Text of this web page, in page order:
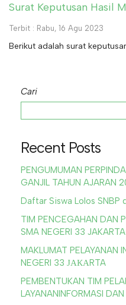
Surat Keputusan Hasil
Terbit : Rabu, 16 Agu 2023
Berikut adalah surat
Cari
Recent Posts
PENGUMUMAN
GANJIL TAHUN AJARAN
Daftar Siswa Lolos SNBP
TIM PENCEGAHAN DAN
SMA NEGERI 33 JAKARTA
MAKLUMAT PELAYANAN
NEGERI 33 ЈАКАRTA
PEMBENTUKAN TIM
LAYANANINFORMASI